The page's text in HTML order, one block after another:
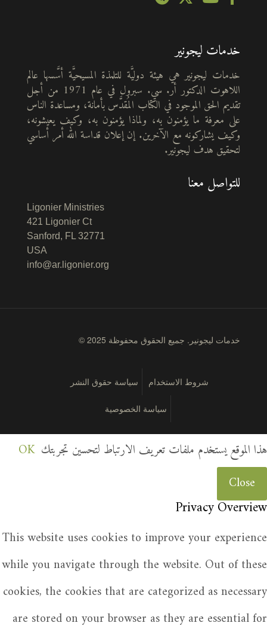
خدمات ليجونير
خدمات ليجونير هي هيئة دوليَّة للتلمذة المسيحيَّة أسَّسها عالم
اللاهوت الدكتور أر. سي. سبرول في عام 1971 من أجل
تقديم الحق الموجود في الكتاب المُقدَّس بأمانة، ومساعدة الناس
على معرفة ما يؤمنون به، ولماذا يؤمنون به، وكيف يعيشونه،
وكيف يشاركونه مع الآخرين. إن إعلان قداسة الله أمر أساسي
لتحقيق هدف ليجونير.
للتواصل معنا
Ligonier Ministries
421 Ligonier Ct
Sanford, FL 32771
USA
info@ar.ligonier.org
© 2025 خدمات ليجونير. جميع الحقوق محفوظة
شروط الاستخدام سياسة حقوق النشر
سياسة الخصوصية
هذا الموقع يستخدم ملفات تعريف الارتباط لتحسين تجربتك OK
Close
Privacy Overview
This website uses cookies to improve your experience
while you navigate through the website. Out of these
cookies, the cookies that are categorized as necessary
are stored on your browser as they are essential for